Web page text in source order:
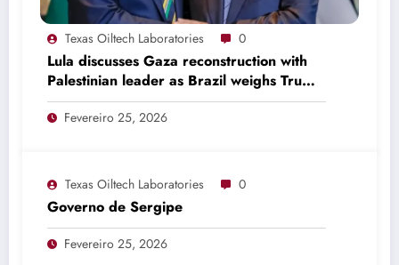
Texas Oiltech Laboratories 0
Lula discusses Gaza reconstruction with
Palestinian leader as Brazil weighs Trump
invitation
Fevereiro 25, 2026
Texas Oiltech Laboratories 0
Governo de Sergipe
Fevereiro 25, 2026